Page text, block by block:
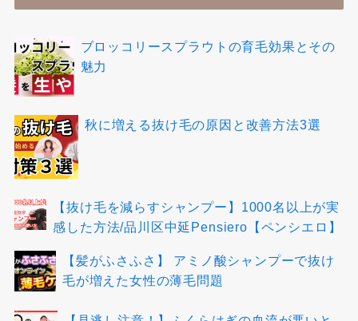
ブロッコリースプラウトの育毛効果とその
魅力
秋に増える抜け毛の原因と改善方法3選
【抜け毛を減らすシャンプー】1000名以上が実
感した方法/品川区中延Pensiero【ペンシエロ】
【髪がふさふさ】 アミノ酸シャンプーで抜け
毛が増えた女性の薄毛問題